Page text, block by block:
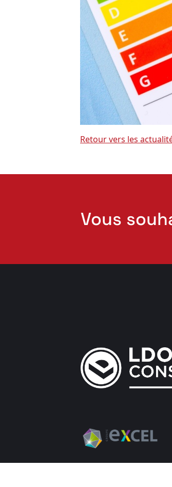
Retour vers les
Vous